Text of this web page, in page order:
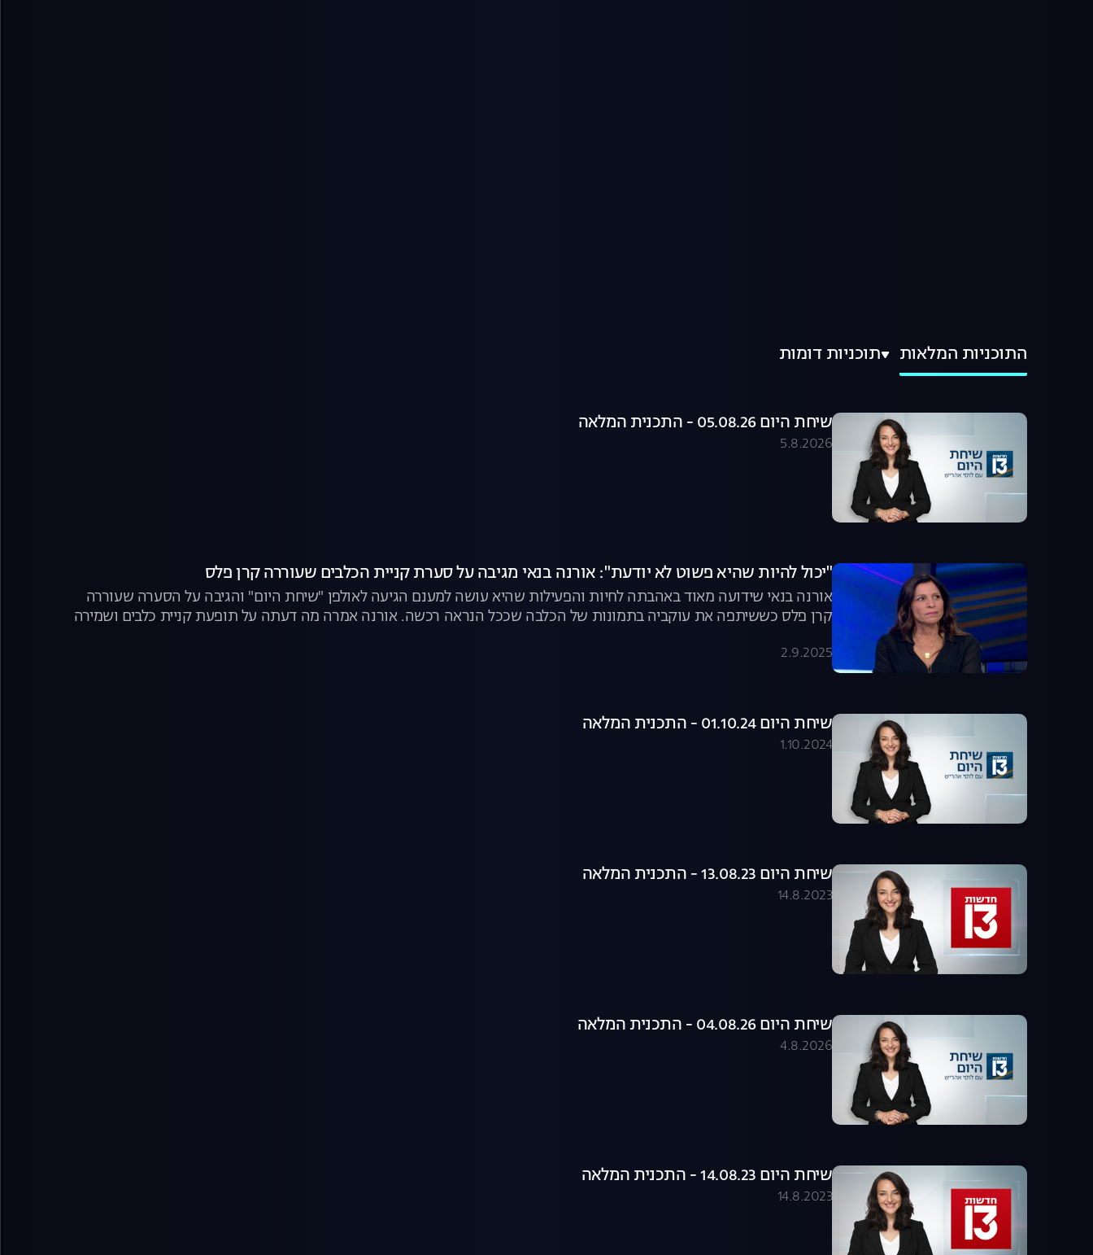
התוכניות המלאות תוכניות דומות
שיחת היום 05.08.26 - התכנית המלאה
5.8.2026
"יכול להיות שהיא פשוט לא יודעת": אורנה בנאי מגיבה על סערת קניית הכלבים שעוררה קרן פלס
אורנה בנאי שידועה מאוד באהבתה לחיות והפעילות שהיא עושה למענם הגיעה לאולפן "שיחת היום" והגיבה על הסערה שעוררה
קרן פלס כששיתפה את עוקביה בתמונות של הכלבה שככל הנראה רכשה. אורנה אמרה מה דעתה על תופעת קניית כלבים ושמירה
במאבק להשבת החטופים. צפו בקטע המלא
2.9.2025
שיחת היום 01.10.24 - התכנית המלאה
1.10.2024
שיחת היום 13.08.23 - התכנית המלאה
14.8.2023
שיחת היום 04.08.26 - התכנית המלאה
4.8.2026
שיחת היום 14.08.23 - התכנית המלאה
14.8.2023